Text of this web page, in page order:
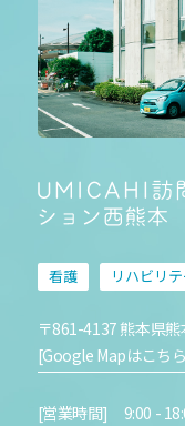
看護 リハビリ
〒861-4137 熊本県
[Google Mapはこち
[営業時間] 9:00 -